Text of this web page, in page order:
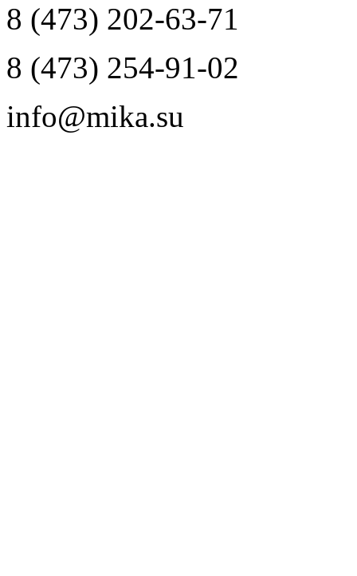
8 (473) 202-63-71
8 (473) 254-91-02
info@mika.su